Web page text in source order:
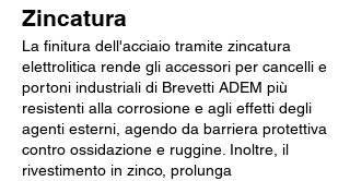
Zincatura
La finitura dell'acciaio tramite zincatura
elettrolitica rende gli accessori per cancelli e
portoni industriali di Brevetti ADEM più
resistenti alla corrosione e agli effetti degli
agenti esterni, agendo da barriera protettiva
contro ossidazione e ruggine. Inoltre, il
rivestimento in zinco, prolunga